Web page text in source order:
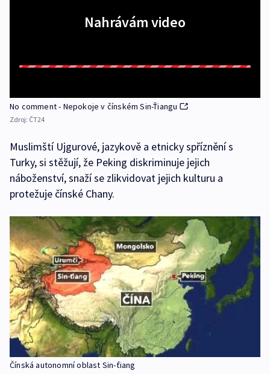
Nahrávám video
No comment - Nepokoje v čínském Sin-Ťiangu
Zdroj: ČT24
Muslimští Ujgurové, jazykově a etnicky spříznění s
Turky, si stěžují, že Peking diskriminuje jejich
náboženství, snaží se zlikvidovat jejich kulturu a
protežuje čínské Chany.
Čínská autonomní oblast Sin-ťiang